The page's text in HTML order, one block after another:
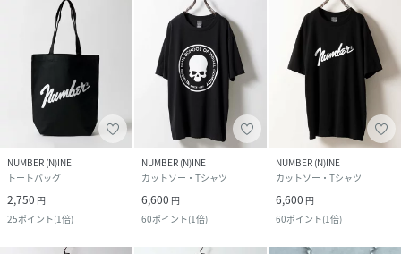
NUMBER (N)INE
トートバッグ
2,750 円
25ポイント(1倍)
NUMBER (N)INE
カットソー・Tシャツ
6,600 円
60ポイント(1倍)
NUMBER (N)INE
カットソー・Tシャツ
6,600 円
60ポイント(1倍)